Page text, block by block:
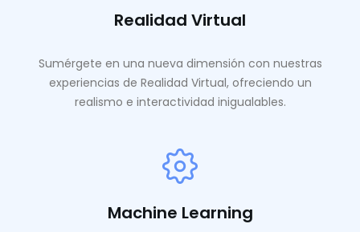
Realidad Virtual
Sumérgete en una nueva dimensión con nuestras
experiencias de Realidad Virtual, ofreciendo un
realismo e interactividad inigualables.
Machine Learning